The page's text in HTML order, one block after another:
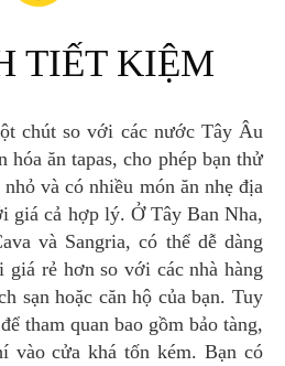
TIẾT KIỆM
hóa ăn tapas, cho phép bạn thử
và có nhiều món ăn nhẹ địa
giá cả hợp lý. Ở Tây Ban Nha,
và Sangria, có thể dễ dàng
rẻ hơn so với các nhà hàng
sạn hoặc căn hộ của bạn. Tuy
tham quan bao gồm bảo tàng,
vào cửa khá tốn kém. Bạn có